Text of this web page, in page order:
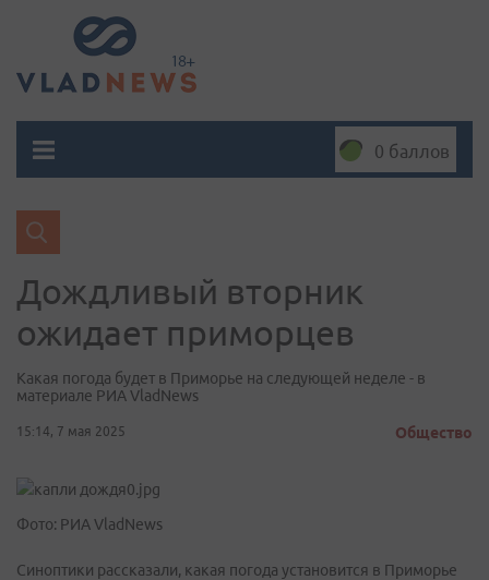
0 баллов
Дождливый вторник
ожидает приморцев
Какая погода будет в Приморье на следующей неделе - в
материале РИА VladNews
15:14, 7 мая 2025 Общество
Фото: РИА VladNews
Синоптики рассказали, какая погода установится в Приморье